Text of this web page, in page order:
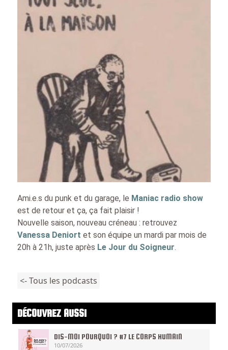
Ami.e.s du punk et du garage, le Maniac radio show
est de retour et ça, ça fait plaisir !
Nouvelle saison, nouveau créneau : retrouvez
Vanessa Deniort et son équipe un mardi par mois de
20h à 21h, juste après Le Jour du Soigneur.
<- Tous les podcasts
DÉCOUVREZ AUSSI
DIS-MOI POURQUOI ? #7 LE CORPS HUMAIN
10/07/2026